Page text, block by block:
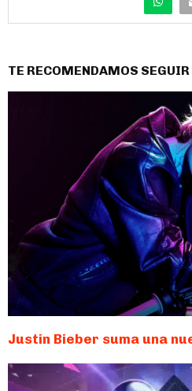
TE RECOMENDAMOS SEGUIR
Justin Bieber suma una